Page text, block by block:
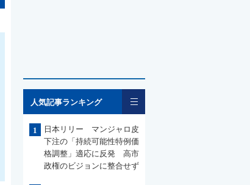
人気記事ランキング
1
日本リリー マンジャロ皮
下注の「持続可能性特例価
格調整」適応に反発 高市
政権のビジョンに整合せず